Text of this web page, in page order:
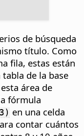
de búsqueda
título. Como
fila, estas están
tabla de la base
área de
fórmula
en una celda
contar cuántos